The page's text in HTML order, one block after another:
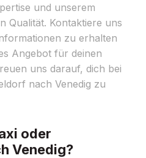
und unserem
Qualität. Kontaktiere uns
zu erhalten
Angebot für deinen
uns darauf, dich bei
nach Venedig zu
oder
Venedig?